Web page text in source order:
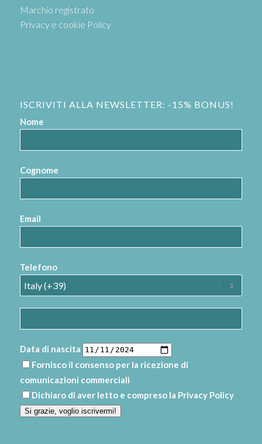
Marchio registrato
Privacy e cookie Policy
ISCRIVITI ALLA NEWSLETTER: -15% BONUS!
Nome
Cognome
Email
Telefono
Data di nascita
Fornisco il consenso per la ricezione di
comunicazioni commerciali
Dichiaro di aver letto e compreso la Privacy Policy
Si grazie, voglio iscrivermi!